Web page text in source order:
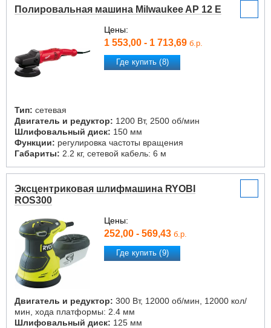
Полировальная машина Milwaukee AP 12 E
Цены:
1 553,00 - 1 713,69 б.р.
Где купить (8)
Тип: сетевая
Двигатель и редуктор: 1200 Вт, 2500 об/мин
Шлифовальный диск: 150 мм
Функции: регулировка частоты вращения
Габариты: 2.2 кг, сетевой кабель: 6 м
Эксцентриковая шлифмашина RYOBI
ROS300
Цены:
252,00 - 569,43 б.р.
Где купить (9)
Двигатель и редуктор: 300 Вт, 12000 об/мин, 12000 кол/
мин, хода платформы: 2.4 мм
Шлифовальный диск: 125 мм